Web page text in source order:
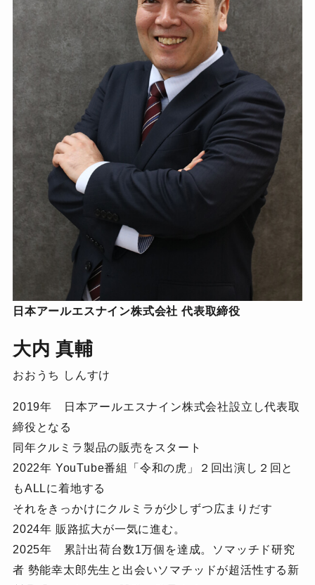
日本アールエスナイン株式会社 代表取締役
大内 真輔
おおうち しんすけ
2019年 日本アールエスナイン株式会社設立し代表取
締役となる
同年クルミラ製品の販売をスタート
2022年 YouTube番組「令和の虎」２回出演し２回と
もALLに着地する
それをきっかけにクルミラが少しずつ広まりだす
2024年 販路拡大が一気に進む。
2025年 累計出荷台数1万個を達成。ソマッチド研究
者 勢能幸太郎先生と出会いソマチッドが超活性する新